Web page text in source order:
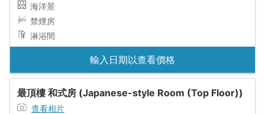
海洋景
禁煙房
淋浴間
輸入日期以查看價格
最頂樓 和式房 (Japanese-style Room (Top Floor))
查看相片